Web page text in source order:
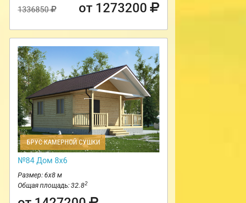
1336850 от 1273200
БРУС КАМЕРНОЙ СУШКИ
№84 Дом 8х6
Размер: 6х8 м
Общая площадь: 32.82